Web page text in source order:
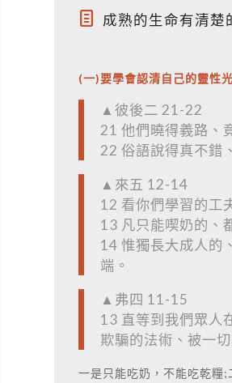
成熟的生命有清楚
(一)要學會認清自己的靈性
▲彼後二 21-22
21 他們曉得義路、
22 俗語說得真不錯
▲來五 12-14
12 看你們學習的工
13 凡只能喫奶的、
14 惟獨長大成人的
端。
▲弗四 11-15
13 直等到我們眾人
欺騙的法術、被一
一是只能吃奶，不能吃乾糧;